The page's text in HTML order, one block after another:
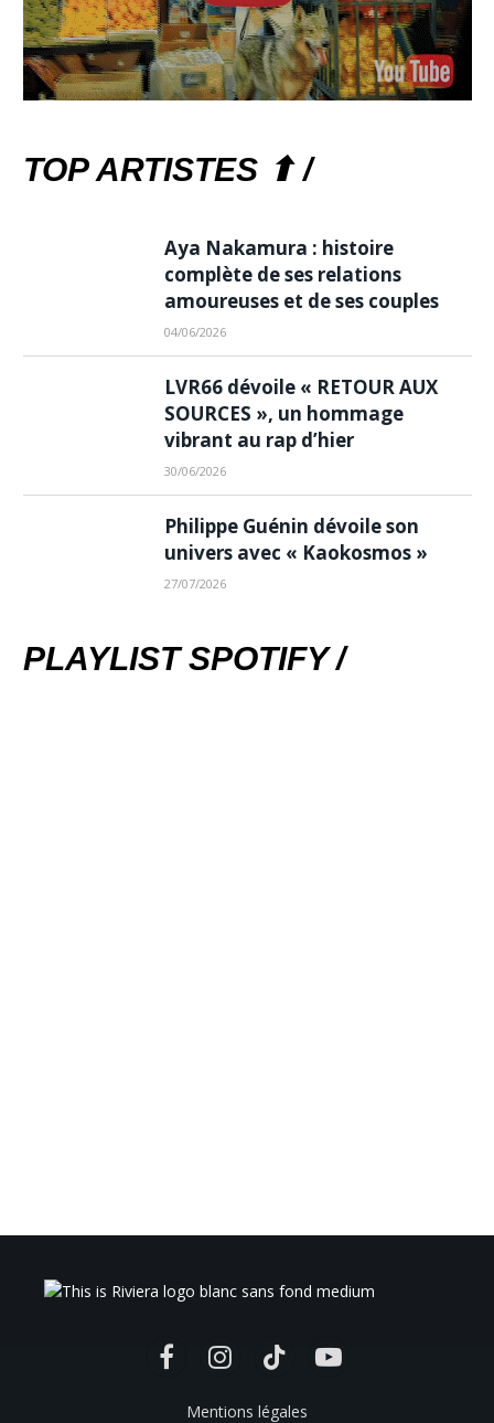
TOP ARTISTES ⬆ /
Aya Nakamura : histoire
complète de ses relations
amoureuses et de ses couples
04/06/2026
LVR66 dévoile « RETOUR AUX
SOURCES », un hommage
vibrant au rap d’hier
30/06/2026
Philippe Guénin dévoile son
univers avec « Kaokosmos »
27/07/2026
PLAYLIST SPOTIFY /
FacebookInstagramTikTok YouTube
Mentions légales